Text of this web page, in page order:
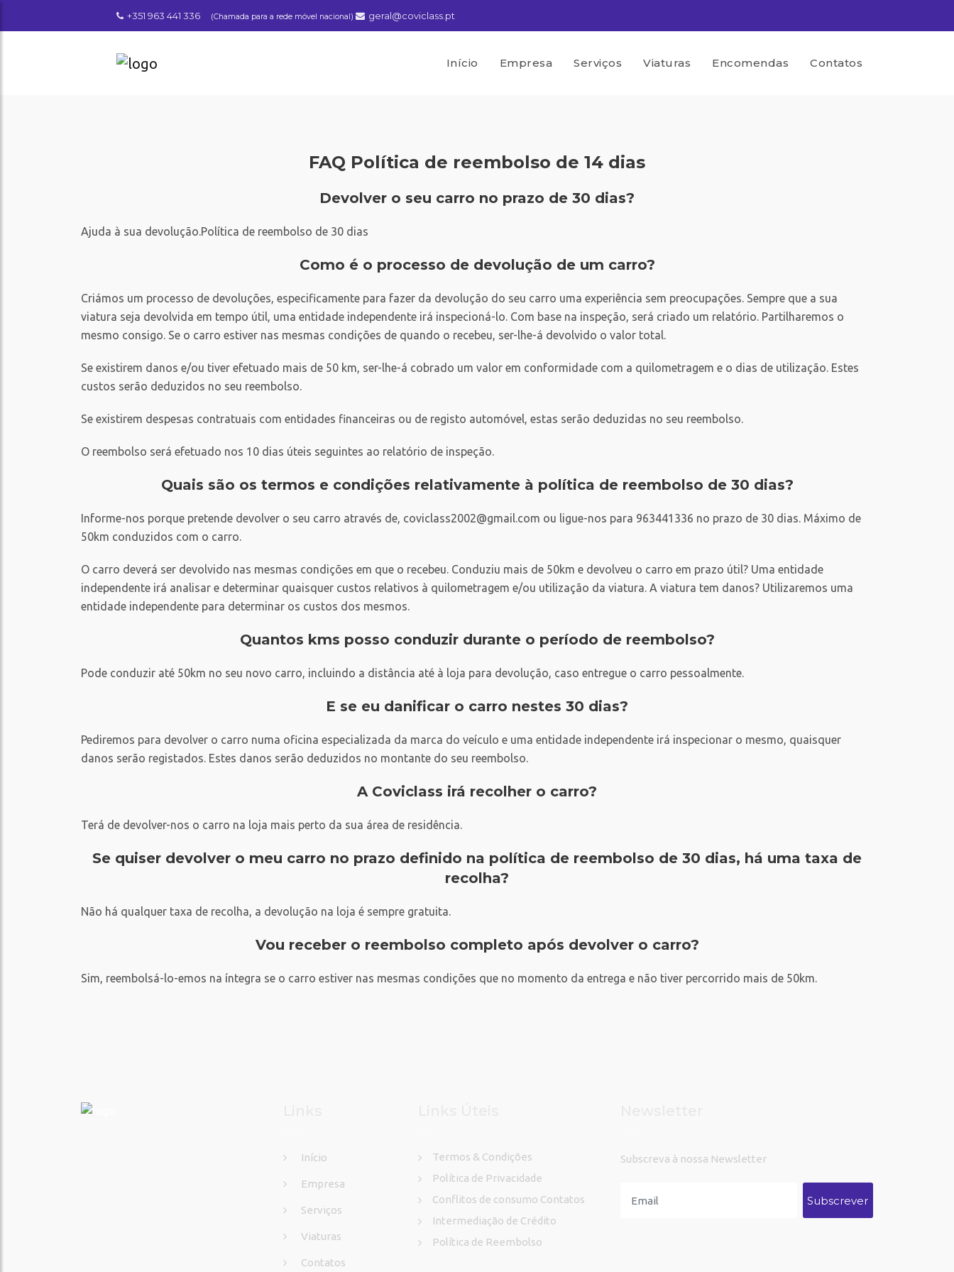
+351 963 441 336 (Chamada para a rede móvel nacional) geral@coviclass.pt
Início Empresa Serviços Viaturas Encomendas Contatos
FAQ Política de reembolso de 14 dias
Devolver o seu carro no prazo de 30 dias?
Ajuda à sua devolução.Política de reembolso de 30 dias
Como é o processo de devolução de um carro?
Criámos um processo de devoluções, especificamente para fazer da devolução do seu carro uma experiência sem preocupações. Sempre que a sua
viatura seja devolvida em tempo útil, uma entidade independente irá inspecioná-lo. Com base na inspeção, será criado um relatório. Partilharemos o
mesmo consigo. Se o carro estiver nas mesmas condições de quando o recebeu, ser-lhe-á devolvido o valor total.
Se existirem danos e/ou tiver efetuado mais de 50 km, ser-lhe-á cobrado um valor em conformidade com a quilometragem e o dias de utilização. Estes
custos serão deduzidos no seu reembolso.
Se existirem despesas contratuais com entidades financeiras ou de registo automóvel, estas serão deduzidas no seu reembolso.
O reembolso será efetuado nos 10 dias úteis seguintes ao relatório de inspeção.
Quais são os termos e condições relativamente à política de reembolso de 30 dias?
Informe-nos porque pretende devolver o seu carro através de, coviclass2002@gmail.com ou ligue-nos para 963441336 no prazo de 30 dias. Máximo de
50km conduzidos com o carro.
O carro deverá ser devolvido nas mesmas condições em que o recebeu. Conduziu mais de 50km e devolveu o carro em prazo útil? Uma entidade
independente irá analisar e determinar quaisquer custos relativos à quilometragem e/ou utilização da viatura. A viatura tem danos? Utilizaremos uma
entidade independente para determinar os custos dos mesmos.
Quantos kms posso conduzir durante o período de reembolso?
Pode conduzir até 50km no seu novo carro, incluindo a distância até à loja para devolução, caso entregue o carro pessoalmente.
E se eu danificar o carro nestes 30 dias?
Pediremos para devolver o carro numa oficina especializada da marca do veículo e uma entidade independente irá inspecionar o mesmo, quaisquer
danos serão registados. Estes danos serão deduzidos no montante do seu reembolso.
A Coviclass irá recolher o carro?
Terá de devolver-nos o carro na loja mais perto da sua área de residência.
Se quiser devolver o meu carro no prazo definido na política de reembolso de 30 dias, há uma taxa de
recolha?
Não há qualquer taxa de recolha, a devolução na loja é sempre gratuita.
Vou receber o reembolso completo após devolver o carro?
Sim, reembolsá-lo-emos na íntegra se o carro estiver nas mesmas condições que no momento da entrega e não tiver percorrido mais de 50km.
Início
Empresa
Serviços
Viaturas
Contatos
Termos & Condições
Política de Privacidade
Conflitos de consumo Contatos
Intermediação de Crédito
Política de Reembolso
Subscreva à nossa Newsletter
Subscrever